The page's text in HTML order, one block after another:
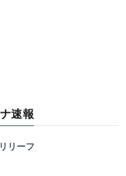
速報
リーフ